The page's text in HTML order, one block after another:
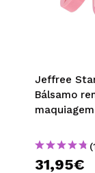
Jeffree
Bálsamo
31,95€